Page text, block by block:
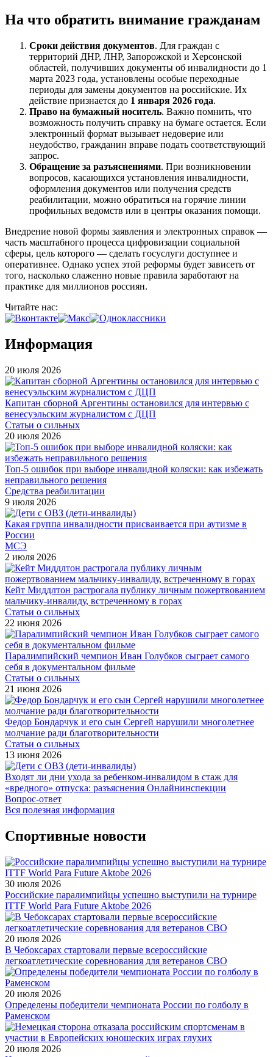
На что обратить внимание гражданам
Сроки действия документов. Для граждан с
территорий ДНР, ЛНР, Запорожской и Херсонской
областей, получивших документы об инвалидности до 1
марта 2023 года, установлены особые переходные
периоды для замены документов на российские. Их
действие признается до 1 января 2026 года.
Право на бумажный носитель. Важно помнить, что
возможность получить справку на бумаге остается. Если
электронный формат вызывает недоверие или
неудобство, гражданин вправе подать соответствующий
запрос.
Обращение за разъяснениями. При возникновении
вопросов, касающихся установления инвалидности,
оформления документов или получения средств
реабилитации, можно обратиться на горячие линии
профильных ведомств или в центры оказания помощи.
Внедрение новой формы заявления и электронных справок —
часть масштабного процесса цифровизации социальной
сферы, цель которого — сделать госуслуги доступнее и
оперативнее. Однако успех этой реформы будет зависеть от
того, насколько слаженно новые правила заработают на
практике для миллионов россиян.
Читайте нас:
Информация
20 июля 2026
Капитан сборной Аргентины остановился для интервью с
венесуэльским журналистом с ДЦП
Статьи о сильных
20 июля 2026
Топ-5 ошибок при выборе инвалидной коляски: как избежать
неправильного решения
Средства реабилитации
9 июля 2026
Какая группа инвалидности присваивается при аутизме в
России
МСЭ
2 июля 2026
Кейт Миддлтон растрогала публику личным пожертвованием
мальчику-инвалиду, встреченному в горах
Статьи о сильных
22 июня 2026
Паралимпийский чемпион Иван Голубков сыграет самого
себя в документальном фильме
Статьи о сильных
21 июня 2026
Федор Бондарчук и его сын Сергей нарушили многолетнее
молчание ради благотворительности
Статьи о сильных
13 июня 2026
Входят ли дни ухода за ребенком-инвалидом в стаж для
«вредного» отпуска: разъяснения Онлайнинспекции
Вопрос-ответ
Вся полезная информация
Спортивные новости
30 июля 2026
Российские паралимпийцы успешно выступили на турнире
ITTF World Para Future Aktobe 2026
20 июля 2026
В Чебоксарах стартовали первые всероссийские
легкоатлетические соревнования для ветеранов СВО
20 июля 2026
Определены победители чемпионата России по голболу в
Раменском
20 июля 2026